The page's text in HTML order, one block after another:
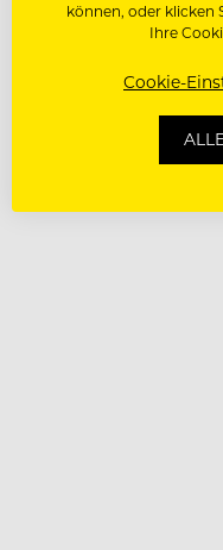
können, oder klicken
Ihre
Cookie-